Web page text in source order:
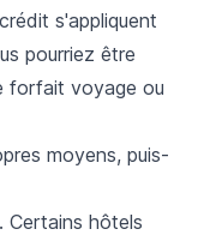
s'appliquent
pourriez être
forfait voyage ou
moyens, puis-
Certains hôtels